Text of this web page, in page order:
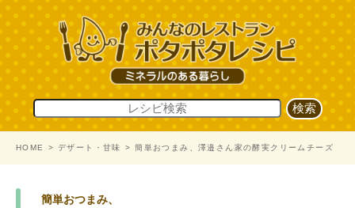
HOME デザート・甘味 簡単おつまみ、澤邉さん家の酵実クリームチーズ
簡単おつまみ、